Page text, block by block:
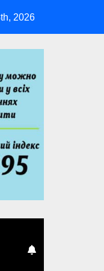
– як долучитися
2026